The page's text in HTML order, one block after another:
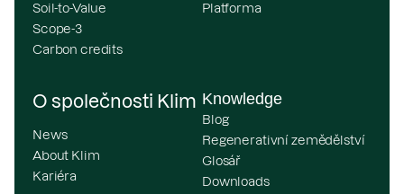
Soil-to-Value
Scope-3
Carbon credits
Platforma
O společnosti Klim
News
About Klim
Kariéra
Knowledge
Blog
Regenerativní zemědělství
Glosář
Downloads